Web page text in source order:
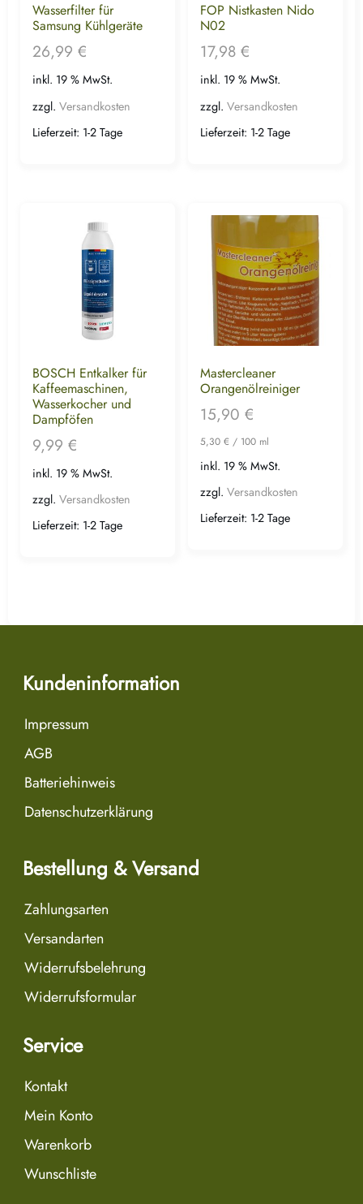
Wasserfilter für
Samsung Kühlgeräte
26,99 €
inkl. 19 % MwSt.
zzgl. Versandkosten
Lieferzeit: 1-2 Tage
FOP Nistkasten Nido
N02
17,98 €
inkl. 19 % MwSt.
zzgl. Versandkosten
Lieferzeit: 1-2 Tage
BOSCH Entkalker für
Kaffeemaschinen,
Wasserkocher und
Dampföfen
9,99 €
inkl. 19 % MwSt.
zzgl. Versandkosten
Lieferzeit: 1-2 Tage
Mastercleaner
Orangenölreiniger
15,90 €
5,30 €/ 100 ml
inkl. 19 % MwSt.
zzgl. Versandkosten
Lieferzeit: 1-2 Tage
Kundeninformation
Impressum
AGB
Batteriehinweis
Datenschutzerklärung
Bestellung & Versand
Zahlungsarten
Versandarten
Widerrufsbelehrung
Widerrufsformular
Service
Kontakt
Mein Konto
Warenkorb
Wunschliste